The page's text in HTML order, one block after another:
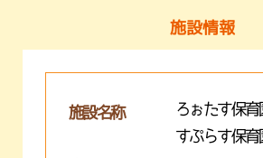
施設情報
施設名称
ろぉたす保
すぷらす保育